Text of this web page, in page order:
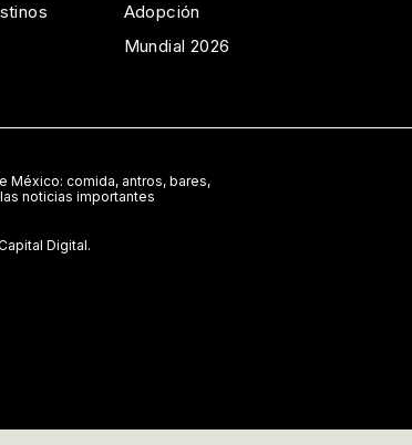
Adopción
Mundial 2026
México: comida, antros, bares,
noticias importantes
Digital.